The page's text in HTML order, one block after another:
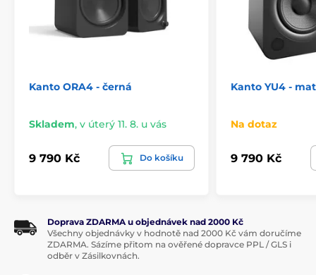
Kanto ORA4 - černá
Skladem, v úterý 11. 8. u vás
9 790 Kč Do košíku
Kanto YU4 -
Na dotaz
9 790 Kč
Doprava ZDARMA u objednávek nad 2000 Kč
Všechny objednávky v hodnotě nad 2000 Kč vám doručíme
ZDARMA. Sázíme přitom na ověřené dopravce PPL / GLS i
odběr v Zásilkovnách.